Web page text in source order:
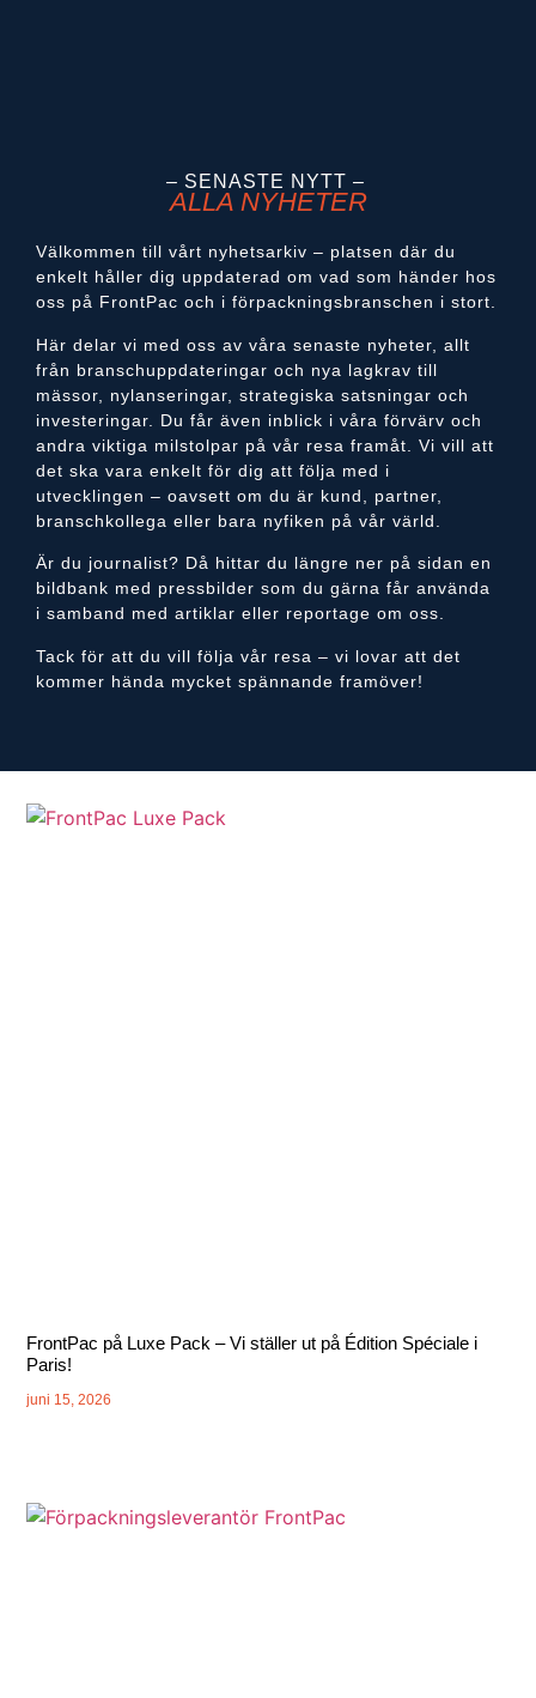
– SENASTE NYTT –
ALLA NYHETER
Välkommen till vårt nyhetsarkiv – platsen där du
enkelt håller dig uppdaterad om vad som händer hos
oss på FrontPac och i förpackningsbranschen i stort.
Här delar vi med oss av våra senaste nyheter, allt
från branschuppdateringar och nya lagkrav till
mässor, nylanseringar, strategiska satsningar och
investeringar. Du får även inblick i våra förvärv och
andra viktiga milstolpar på vår resa framåt. Vi vill att
det ska vara enkelt för dig att följa med i
utvecklingen – oavsett om du är kund, partner,
branschkollega eller bara nyfiken på vår värld.
Är du journalist? Då hittar du längre ner på sidan en
bildbank med pressbilder som du gärna får använda
i samband med artiklar eller reportage om oss.
Tack för att du vill följa vår resa – vi lovar att det
kommer hända mycket spännande framöver!
FrontPac på Luxe Pack – Vi ställer ut på Édition Spéciale i
Paris!
juni 15, 2026